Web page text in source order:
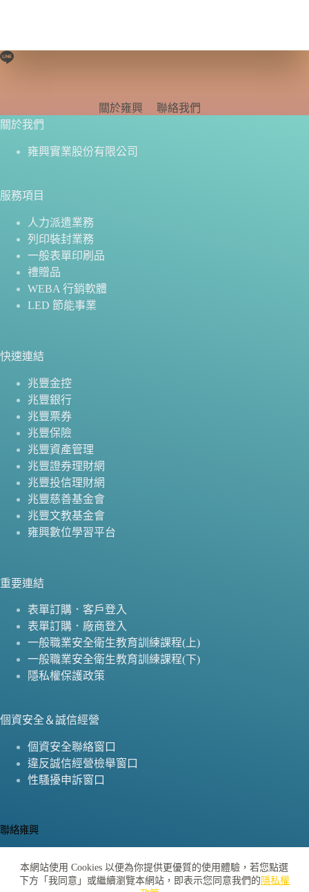
本網站使用 Cookies 以便為你提供更優質的使用體驗，若您點選
下方「我同意」或繼續瀏覽本網站，即表示您同意我們的 隱私權
關於雍興
聯絡我們
關於我們
雍興實業股份有限公司
服務項目
人力派遣業務
列印裝封業務
一般表單印刷品
禮贈品
WEBA 行銷軟體
LED 節能事業
快速連結
兆豐金控
兆豐銀行
兆豐票券
兆豐保險
兆豐資產管理
兆豐證券理財網
兆豐投信理財網
兆豐慈善基金會
兆豐文教基金會
雍興數位學習平台
重要連結
表單訂購．客戶登入
表單訂購．廠商登入
一般職業安全衛生教育訓練課程(上)
一般職業安全衛生教育訓練課程(下)
隱私權保護政策
個資安全＆誠信經營
個資安全聯絡窗口
違反誠信經營檢舉窗口
性騷擾申訴窗口
聯絡雍興
公司地址：
桃園市龜山區復興二路35號2樓